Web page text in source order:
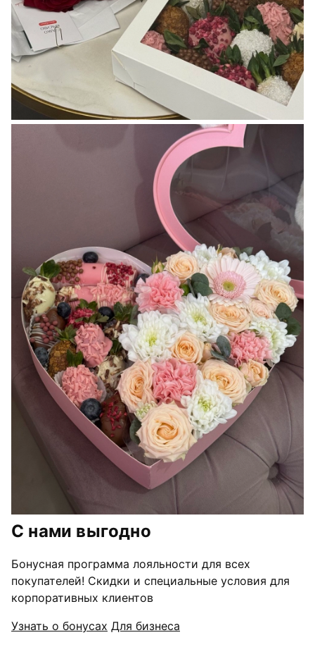
С нами выгодно
Бонусная программа лояльности для всех
покупателей! Скидки и специальные условия для
корпоративных клиентов
Узнать о бонусах Для бизнеса